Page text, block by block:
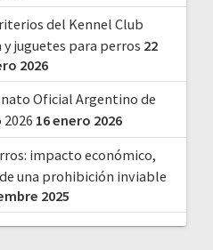
del Kennel Club
juguetes para perros 22
2026
Oficial Argentino de
16 enero 2026
impacto económico,
una prohibición inviable
2025